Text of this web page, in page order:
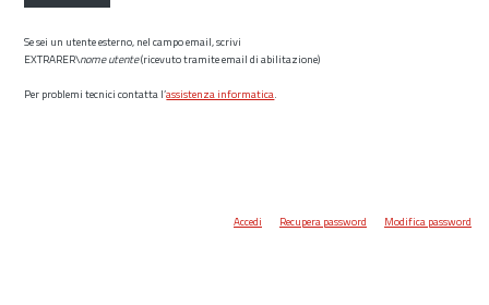
Se sei un utente esterno, nel campo email, scrivi
EXTRARER\nome utente(ricevuto tramite email di abilitazione)
Per problemi tecnici contatta l’assistenza informatica.
Accedi Recupera password Modifica password